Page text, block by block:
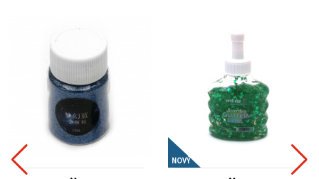
NOVÝ